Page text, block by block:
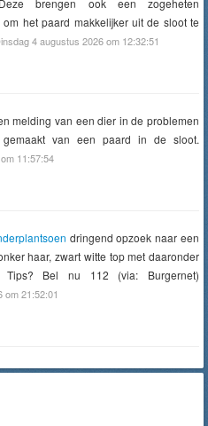
het paard makkelijker uit de sloot te
4 augustus 2026 om 12:32:51
melding van een dier in de problemen
van een paard in de sloot.
11:57:54
dringend opzoek naar een
haar, zwart witte top met daaronder
Tips? Bel nu 112 (via: Burgernet)
om 21:52:01